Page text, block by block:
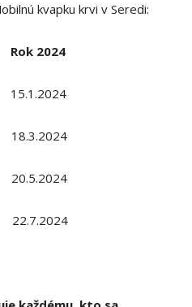
kvapku krvi v Seredi:
2024